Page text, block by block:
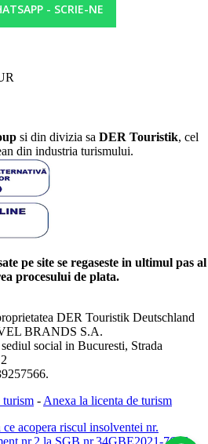
- SCRIE-NE
si din divizia sa DER Touristik, cel
din industria turismului.
pe site se regaseste in ultimul pas al
procesului de plata.
DER Touristik Deutschland
BRANDS S.A.
social in Bucuresti, Strada
turism -Anexa la licenta de turism
ce acopera riscul insolventei nr.